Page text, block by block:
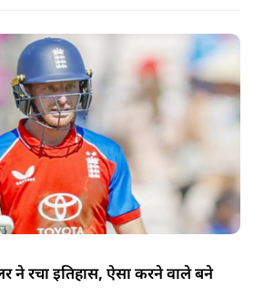
ने रचा इतिहास, ऐसा करने वाले बने